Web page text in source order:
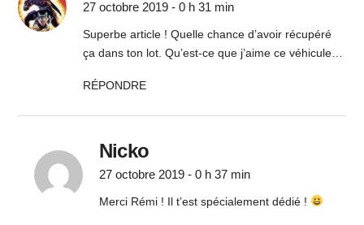
27 octobre 2019 - 0 h 31 min
Superbe article ! Quelle chance d’avoir récupéré
ça dans ton lot. Qu’est-ce que j’aime ce véhicule…
RÉPONDRE
Nicko
27 octobre 2019 - 0 h 37 min
Merci Rémi ! Il t’est spécialement dédié !